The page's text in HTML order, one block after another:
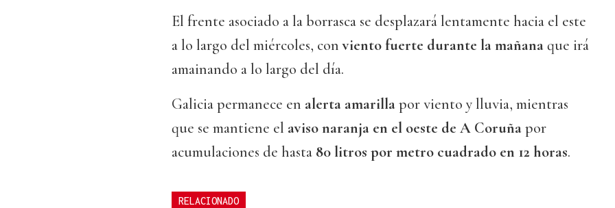
El frente asociado a la borrasca se desplazará lentamente hacia el este
a lo largo del miércoles, conviento fuerte durante la mañanaque irá
amainando a lo largo del día.
Galicia permanece en alerta amarillapor viento y lluvia, mientras
que se mantiene el aviso naranja en el oeste de A Coruñapor
acumulaciones de hasta 80 litros por metro cuadrado en 12 horas.
RELACIONADO